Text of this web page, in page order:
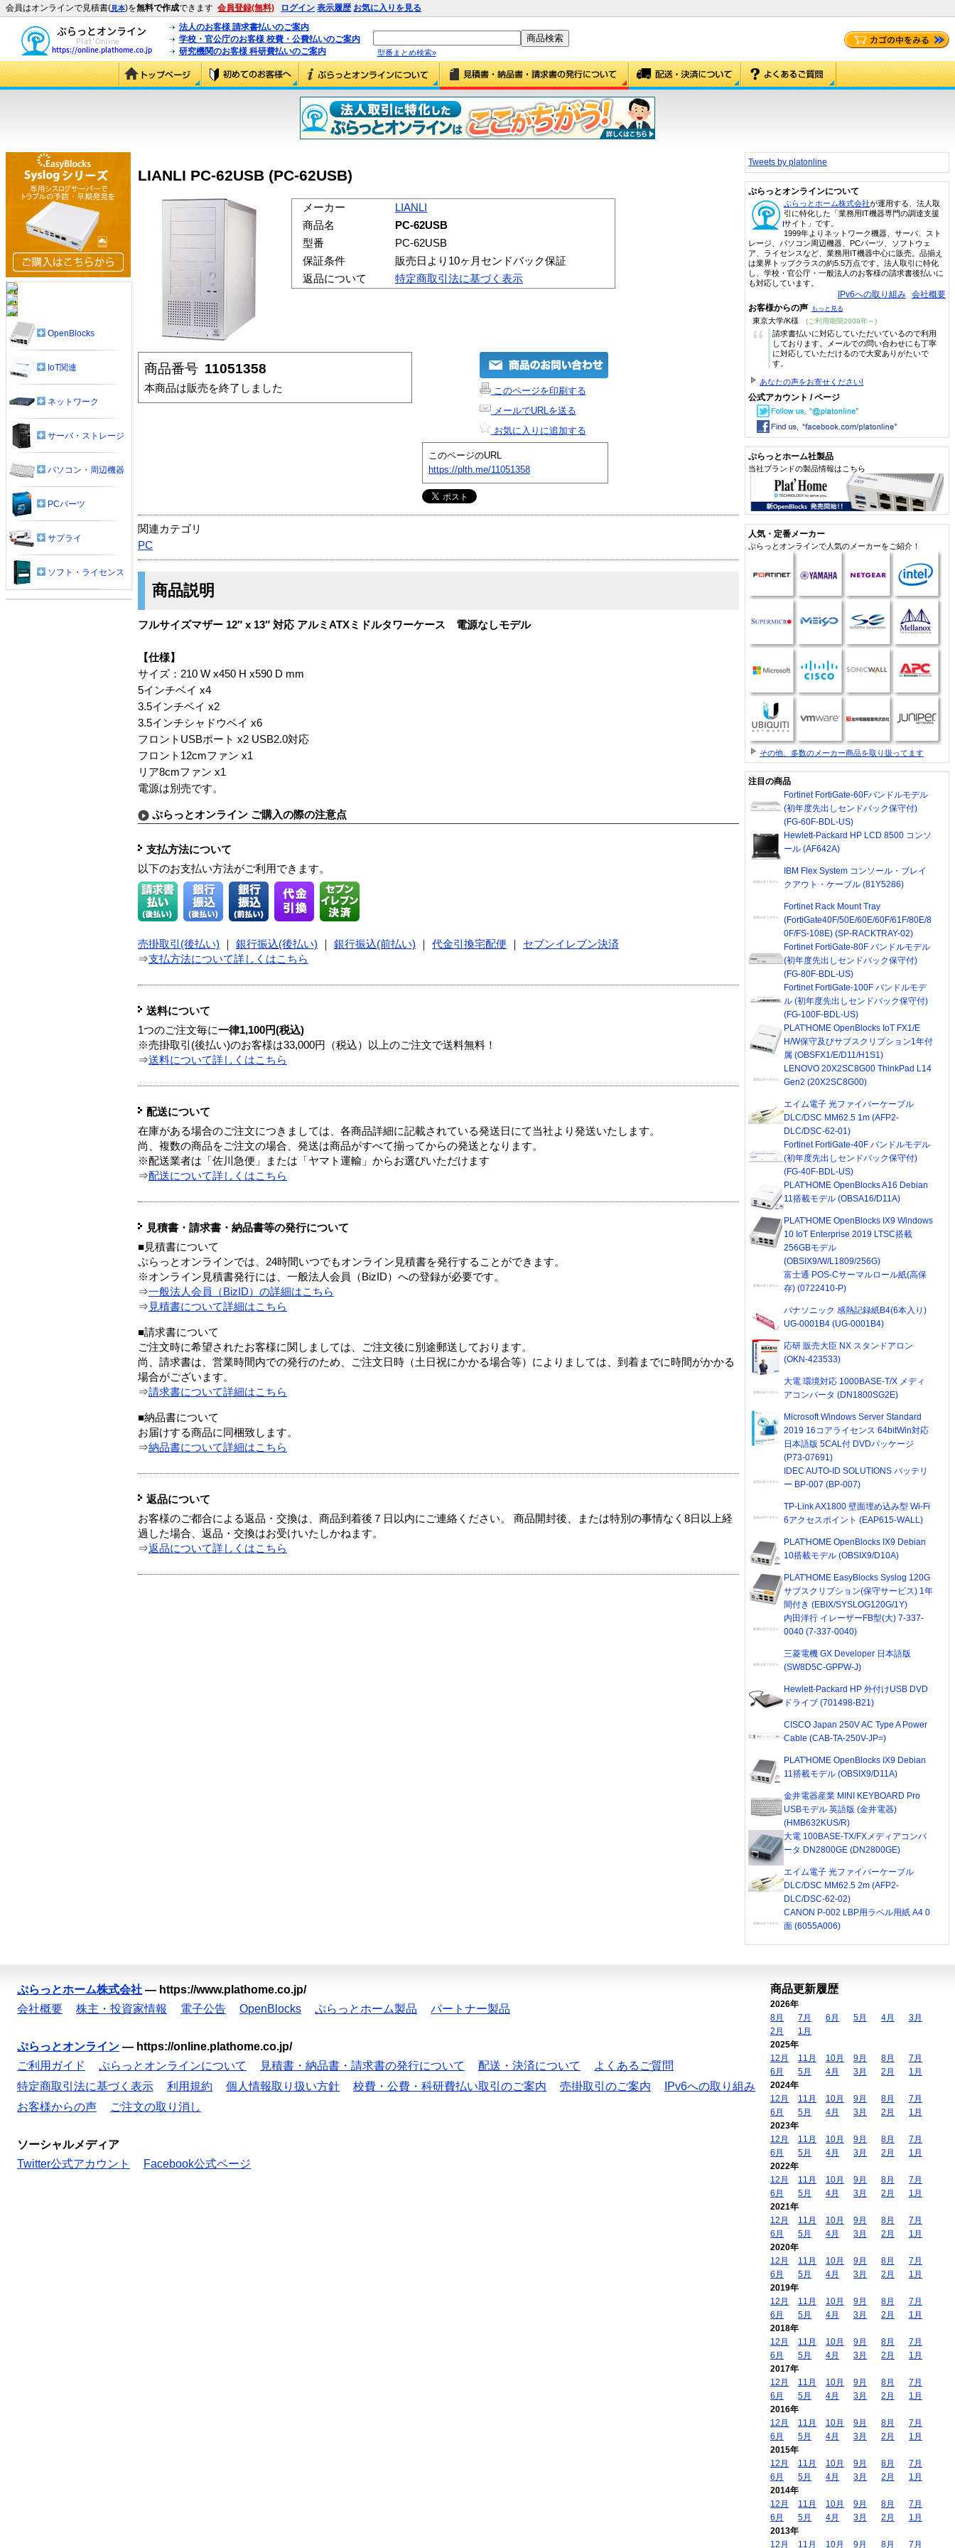
会員はオンラインで見積書(見本)を無料で作成できます 会員登録(無料) ログイン 表示履歴 お気に入りを見る
法人のお客様 請求書払いのご案内
学校・官公庁のお客様 校費・公費払いのご案内
研究機関のお客様 科研費払いのご案内
型番まとめ検索»
LIANLI PC-62USB (PC-62USB)
メーカー
LIANLI
商品名
PC-62USB
型番
PC-62USB
保証条件
販売日より10ヶ月センドバック保証
返品について
特定商取引法に基づく表示
商品番号 11051358
本商品は販売を終了しました
このページを印刷する
メールでURLを送る
お気に入りに追加する
このページのURL
https://plth.me/11051358
関連カテゴリ
PC
商品説明
フルサイズマザー 12″ x 13″ 対応 アルミATXミドルタワーケース 電源なしモデル
【仕様】
サイズ：210 W x450 H x590 D mm
5インチベイ x4
3.5インチベイ x2
3.5インチシャドウベイ x6
フロントUSBポート x2 USB2.0対応
フロント12cmファン x1
リア8cmファン x1
電源は別売です。
ぷらっとオンライン ご購入の際の注意点
支払方法について
以下のお支払い方法がご利用できます。
売掛取引(後払い) 銀行振込(後払い) 銀行振込(前払い) 代金引換宅配便
セブンイレブン決済
⇒支払方法について詳しくはこちら
送料について
1つのご注文毎に一律1,100円(税込)
※売掛取引(後払い)のお客様は33,000円（税込）以上のご注文で送料無料！
⇒送料について詳しくはこちら
配送について
在庫がある場合のご注文につきましては、各商品詳細に記載されている発送日にて当社より発送いたします。
尚、複数の商品をご注文の場合、発送は商品がすべて揃ってからの発送となります。
※配送業者は「佐川急便」または「ヤマト運輸」からお選びいただけます
⇒配送について詳しくはこちら
見積書・請求書・納品書等の発行について
■見積書について
ぷらっとオンラインでは、24時間いつでもオンライン見積書を発行することができます。
※オンライン見積書発行には、一般法人会員（BizID）への登録が必要です。
⇒一般法人会員（BizID）の詳細はこちら
⇒ 見積書について詳細はこちら
■請求書について
ご注文時に希望されたお客様に関しましては、ご注文後に別途郵送しております。
尚、請求書は、営業時間内での発行のため、ご注文日時（土日祝にかかる場合等）によりましては、到着までに時間がかかる
場合がございます。
⇒請求書について詳細はこちら
■納品書について
お届けする商品に同梱致します。
⇒納品書について詳細はこちら
返品について
お客様のご都合による返品・交換は、商品到着後７日以内にご連絡ください。 商品開封後、または特別の事情なく8日以上経
過した場合、返品・交換はお受けいたしかねます。
⇒返品について詳しくはこちら
OpenBlocks
IoT関連
ネットワーク
サーバ・ストレージ
パソコン・周辺機器
PCパーツ
サプライ
ソフト・ライセンス
Tweets by platonline
ぷらっとオンラインについて
ぷらっとホーム株式会社が運用する、法人取
引に特化した「業務用IT機器専門の調達支援
サイト」です。
1999年よりネットワーク機器、サーバ、スト
レージ、パソコン周辺機器、PCパーツ、ソフトウェ
ア、ライセンスなど、業務用IT機器中心に販売。品揃え
は業界トップクラスの約5.5万点です。法人取引に特化
し、学校・官公庁・一般法人のお客様の請求書後払いに
も対応しています。
IPv6への取り組み 会社概要
お客様からの声 もっと見る
東京大学/K様 (ご利用期間2009年～)
“
請求書払いに対応していただいているので利用
しております。メールでの問い合わせにも丁寧
に対応していただけるので大変ありがたいで
す。
あなたの声をお寄せください!
公式アカウント / ページ
ぷらっとホーム社製品
当社ブランドの製品情報はこちら
人気・定番メーカー
ぷらっとオンラインで人気のメーカーをご紹介！
その他、多数のメーカー商品を取り扱ってます
注目の商品
Fortinet FortiGate-60Fバンドルモデル
(初年度先出しセンドバック保守付)
(FG-60F-BDL-US)
Hewlett-Packard HP LCD 8500 コンソ
ール (AF642A)
IBM Flex System コンソール・ブレイ
クアウト・ケーブル (81Y5286)
Fortinet Rack Mount Tray
(FortiGate40F/50E/60E/60F/61F/80E/8
0F/FS-108E) (SP-RACKTRAY-02)
Fortinet FortiGate-80F バンドルモデル
(初年度先出しセンドバック保守付)
(FG-80F-BDL-US)
Fortinet FortiGate-100F バンドルモデ
ル (初年度先出しセンドバック保守付)
(FG-100F-BDL-US)
PLAT'HOME OpenBlocks IoT FX1/E
H/W保守及びサブスクリプション1年付
属 (OBSFX1/E/D11/H1S1)
LENOVO 20X2SC8G00 ThinkPad L14
Gen2 (20X2SC8G00)
エイム電子 光ファイバーケーブル
DLC/DSC MM62.5 1m (AFP2-
DLC/DSC-62-01)
Fortinet FortiGate-40F バンドルモデル
(初年度先出しセンドバック保守付)
(FG-40F-BDL-US)
PLAT'HOME OpenBlocks A16 Debian
11搭載モデル (OBSA16/D11A)
PLAT'HOME OpenBlocks IX9 Windows
10 IoT Enterprise 2019 LTSC搭載
256GBモデル
(OBSIX9/W/L1809/256G)
富士通 POS-Cサーマルロール紙(高保
存) (0722410-P)
パナソニック 感熱記録紙B4(6本入り)
UG-0001B4 (UG-0001B4)
応研 販売大臣 NX スタンドアロン
(OKN-423533)
大電 環境対応 1000BASE-T/X メディ
アコンバータ (DN1800SG2E)
Microsoft Windows Server Standard
2019 16コアライセンス 64bitWin対応
日本語版 5CAL付 DVDパッケージ
(P73-07691)
IDEC AUTO-ID SOLUTIONS バッテリ
ー BP-007 (BP-007)
TP-Link AX1800 壁面埋め込み型 Wi-Fi
6アクセスポイント (EAP615-WALL)
PLAT'HOME OpenBlocks IX9 Debian
10搭載モデル (OBSIX9/D10A)
PLAT'HOME EasyBlocks Syslog 120G
サブスクリプション(保守サービス) 1年
間付き (EBIX/SYSLOG120G/1Y)
内田洋行 イレーザーFB型(大) 7-337-
0040 (7-337-0040)
三菱電機 GX Developer 日本語版
(SW8D5C-GPPW-J)
Hewlett-Packard HP 外付けUSB DVD
ドライブ (701498-B21)
CISCO Japan 250V AC Type A Power
Cable (CAB-TA-250V-JP=)
PLAT'HOME OpenBlocks IX9 Debian
11搭載モデル (OBSIX9/D11A)
金井電器産業 MINI KEYBOARD Pro
USBモデル 英語版 (金井電器)
(HMB632KUS/R)
大電 100BASE-TX/FXメディアコンバ
ータ DN2800GE (DN2800GE)
エイム電子 光ファイバーケーブル
DLC/DSC MM62.5 2m (AFP2-
DLC/DSC-62-02)
CANON P-002 LBP用ラベル用紙 A4 0
面 (6055A006)
ぷらっとホーム株式会社 — https://www.plathome.co.jp/
会社概要
株主・投資家情報 電子公告 OpenBlocks ぷらっとホーム製品 パートナー製品
ぷらっとオンライン — https://online.plathome.co.jp/
ご利用ガイド
ぷらっとオンラインについて 見積書・納品書・請求書の発行について 配送・決済について
よくあるご質問
特定商取引法に基づく表示
利用規約 個人情報取り扱い方針 校費・公費・科研費払い取引のご案内 売掛取引のご案内
IPv6への取り組み
お客様からの声
ご注文の取り消し
ソーシャルメディア
Twitter公式アカウント
Facebook公式ページ
商品更新履歴
2026年
8月
7月 6月 5月 4月
3月
2月
1月
2025年
12月
11月 10月 9月 8月
7月
6月
5月 4月 3月 2月
1月
2024年
12月
11月 10月 9月 8月
7月
6月
5月 4月 3月 2月
1月
2023年
12月
11月 10月 9月 8月
7月
6月
5月 4月 3月 2月
1月
2022年
12月
11月 10月 9月 8月
7月
6月
5月 4月 3月 2月
1月
2021年
12月
11月 10月 9月 8月
7月
6月
5月 4月 3月 2月
1月
2020年
12月
11月 10月 9月 8月
7月
6月
5月 4月 3月 2月
1月
2019年
12月
11月 10月 9月 8月
7月
6月
5月 4月 3月 2月
1月
2018年
12月
11月 10月 9月 8月
7月
6月
5月 4月 3月 2月
1月
2017年
12月
11月 10月 9月 8月
7月
6月
5月 4月 3月 2月
1月
2016年
12月
11月 10月 9月 8月
7月
6月
5月 4月 3月 2月
1月
2015年
12月
11月 10月 9月 8月
7月
6月
5月 4月 3月 2月
1月
2014年
12月
11月 10月 9月 8月
7月
6月
5月 4月 3月 2月
1月
2013年
12月
11月 10月 9月 8月 7月